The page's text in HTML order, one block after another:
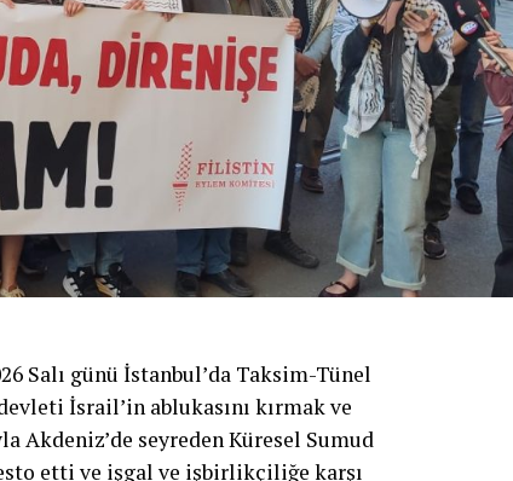
Salı günü İstanbul’da Taksim-Tünel
İsrail’in ablukasını kırmak ve
Akdeniz’de seyreden Küresel Sumud
etti ve işgal ve işbirlikçiliğe karşı